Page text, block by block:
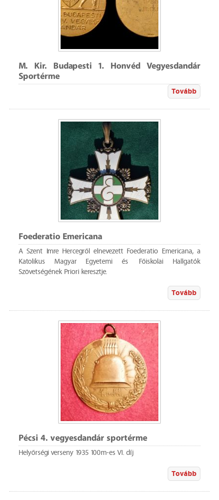
M. Kir. Budapesti 1. Honvéd Vegyesdandár
Sportérme
Tovább
Foederatio Emericana
A Szent Imre Hercegről elnevezett Foederatio Emericana, a
Katolikus Magyar Egyetemi és Főiskolai Hallgatók
Szövetségének Priori keresztje.
Tovább
Pécsi 4. vegyesdandár sportérme
Helyőrségi verseny 1935 100m-es VI. díj
Tovább